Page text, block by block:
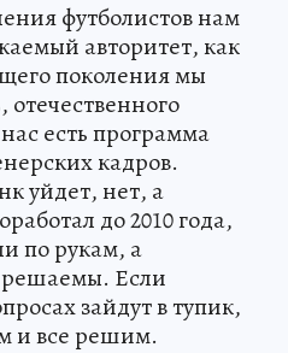
футболистов нам
авторитет, как
поколения мы
есть программа
кадров.
уйдет, нет, а
до 2010 года,
по рукам, а
решаемы. Если
зайдут в тупик,
и все решим.